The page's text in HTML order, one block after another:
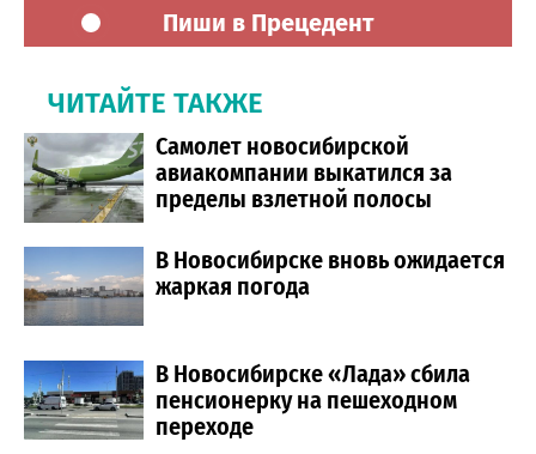
Пиши в Прецедент
ЧИТАЙТЕ ТАКЖЕ
Самолет новосибирской
авиакомпании выкатился за
пределы взлетной полосы
В Новосибирске вновь ожидается
жаркая погода
В Новосибирске «Лада» сбила
пенсионерку на пешеходном
переходе